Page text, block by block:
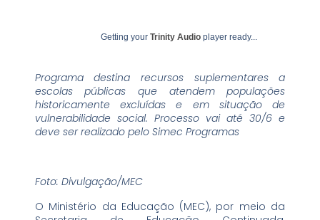
Getting your Trinity Audioplayer ready...
Programa destina recursos suplementares a
escolas públicas que atendem populações
historicamente excluídas e em situação de
vulnerabilidade social. Processo vai até 30/6 e
deve ser realizado pelo Simec Programas
Foto: Divulgação/MEC
O Ministério da Educação (MEC), por meio da